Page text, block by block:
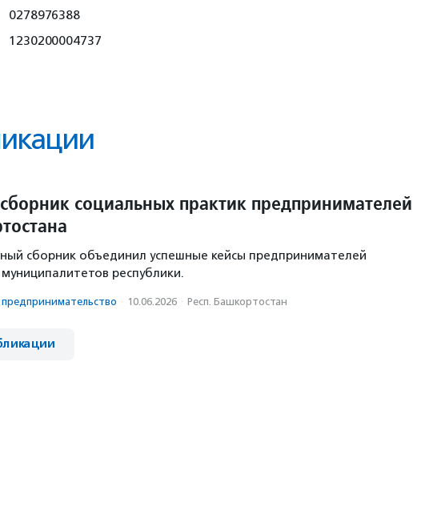
0278976388
1230200004737
социальных практик предпринимателей
сборник объединил успешные кейсы предпринимателей
республики.
· 10.06.2026 · Респ. Башкортостан